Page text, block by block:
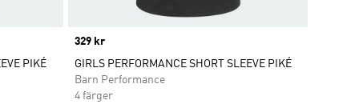
PIKÉ
Price
329 kr
GIRLS PERFORMANCE SHORT SLEEVE PIKÉ
Barn Performance
4 färger